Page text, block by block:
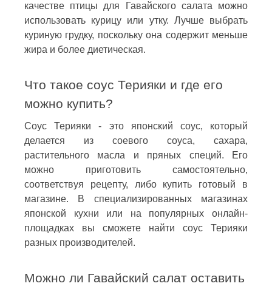
качестве птицы для Гавайского салата можно
использовать курицу или утку. Лучше выбрать
куриную грудку, поскольку она содержит меньше
жира и более диетическая.
Что такое соус Терияки и где его
можно купить?
Соус Терияки - это японский соус, который
делается из соевого соуса, сахара,
растительного масла и пряных специй. Его
можно приготовить самостоятельно,
соответствуя рецепту, либо купить готовый в
магазине. В специализированных магазинах
японской кухни или на популярных онлайн-
площадках вы сможете найти соус Терияки
разных производителей.
Можно ли Гавайский салат оставить